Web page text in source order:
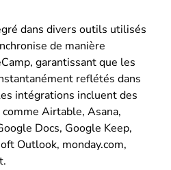
dans divers outils utilisés
de manière
garantissant que les
reflétés dans
intégrations incluent des
Airtable, Asana,
Docs, Google Keep,
Outlook, monday.com,